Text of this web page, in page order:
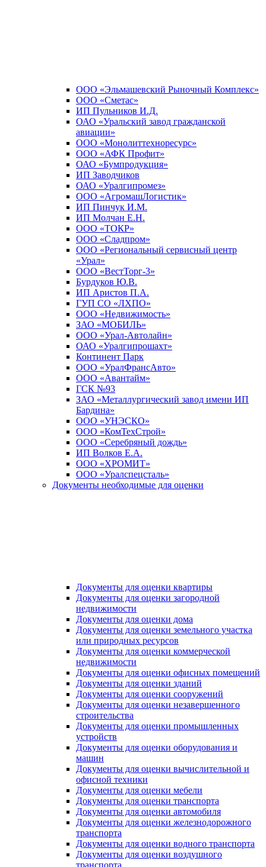
ООО «Эльмашевский Рыночный Комплекс»
ООО «Сметас»
ИП Пульников И.Д.
ОАО «Уральский завод гражданской
авиации»
ООО «Монолиттехноресурс»
ООО «АФК Профит»
ОАО «Бумпродукция»
ИП Заводчиков
ОАО «Уралгипромез»
ООО «АгромашЛогистик»
ИП Пинчук И.М.
ИП Молчан Е.Н.
ООО «ТОКР»
ООО «Сладпром»
ООО «Региональный сервисный центр
«Урал»
ООО «ВестТорг-3»
Бурдуков Ю.В.
ИП Аристов П.А.
ГУП СО «ЛХПО»
ООО «Недвижимость»
ЗАО «МОБИЛЬ»
ООО «Урал-Автолайн»
ОАО «Уралгипрошахт»
Континент Парк
ООО «УралФрансАвто»
ООО «Авантайм»
ГСК №93
ЗАО «Металлургический завод имени ИП
Бардина»
ООО «УНЭСКО»
ООО «КомТехСтрой»
ООО «Серебряный дождь»
ИП Волков Е.А.
ООО «ХРОМИТ»
ООО «Уралспецсталь»
Документы необходимые для оценки
Документы для оценки квартиры
Документы для оценки загородной
недвижимости
Документы для оценки дома
Документы для оценки земельного участка
или природных ресурсов
Документы для оценки коммерческой
недвижимости
Документы для оценки офисных помещений
Документы для оценки зданий
Документы для оценки сооружений
Документы для оценки незавершенного
строительства
Документы для оценки промышленных
устройств
Документы для оценки оборудования и
машин
Документы для оценки вычислительной и
офисной техники
Документы для оценки мебели
Документы для оценки транспорта
Документы для оценки автомобиля
Документы для оценки железнодорожного
транспорта
Документы для оценки водного транспорта
Документы для оценки воздушного
транспорта